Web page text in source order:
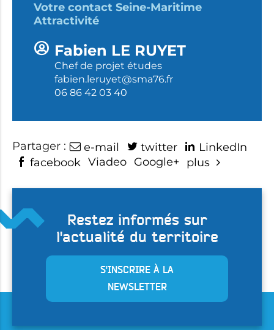
Votre contact Seine-Maritime
Attractivité
Fabien LE RUYET
Chef de projet études
fabien.leruyet@sma76.fr
06 86 42 03 40
Partager : e-mail twitter
LinkedIn
facebook Viadeo Google+ plus
Restez informés sur
l'actualité du territoire
S'INSCRIRE À LA
NEWSLETTER